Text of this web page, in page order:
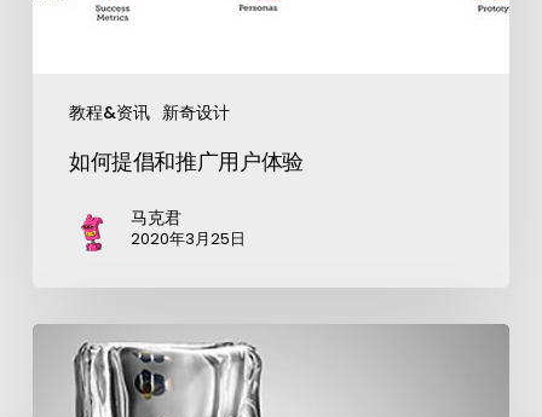
教程&资讯 新奇设计
如何提倡和推广用户体验
马克君
2020年3月25日